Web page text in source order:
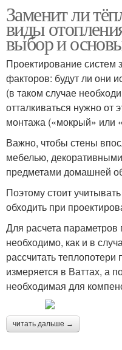
Заменит ли
виды
выбор и
Проектирование систем
факторов: будут ли они
(в таком случае
отталкиваться нужно от
монтажа («мокрый» или
Важно, чтобы стены
мебелью,
предметами домашней
Поэтому стоит
обходить при
Для расчета параметров
необходимо, как и в
рассчитать
измеряется в Ваттах, а
необходимая для
читать дальше →